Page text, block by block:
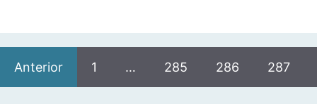
Anterior 1 … 285 286 287